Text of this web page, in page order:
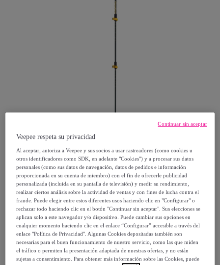
Ferrino
Bastones De Montaña Creek Ferrino
Modelo: TU
55,96 €
69, €
Veepee respeta su privacidad
Al aceptar, autoriza a Veepee y sus socios a usar rastreadores (como cookies u
otros identificadores como SDK, en adelante "Cookies") y a procesar sus datos
personales (como sus datos de navegación, datos de pedidos e información
proporcionada en su cuenta de miembro) con el fin de ofrecerle publicidad
personalizada (incluida en su pantalla de televisión) y medir su rendimiento,
realizar ciertos análisis sobre la actividad de ventas y con fines de lucha contra el
fraude. Puede elegir entre estos diferentes usos haciendo clic en "Configurar" o
rechazar todo haciendo clic en el botón "Continuar sin aceptar". Sus elecciones se
aplican solo a este navegador y/o dispositivo. Puede cambiar sus opciones en
cualquier momento haciendo clic en el enlace “Configurar” accesible a través del
enlace "Política de Privacidad". Algunas Cookies depositadas también son
necesarias para el buen funcionamiento de nuestro servicio, como las que miden
el tráfico o permiten la presentación adaptada de nuestras ofertas, y no están
sujetas a consentimiento. Para obtener más información sobre las Cookies, puede
Continuar sin aceptar